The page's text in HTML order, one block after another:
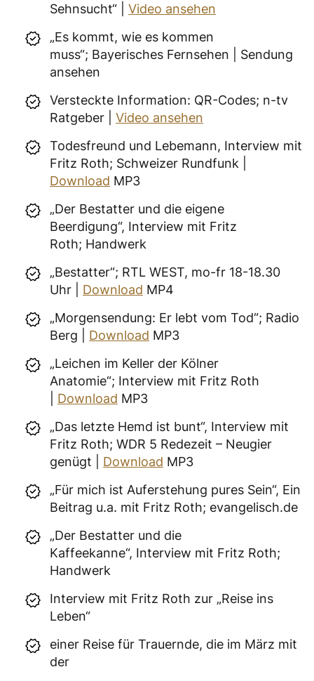
Sehnsucht“ | Video ansehen
„Es kommt, wie es kommen
muss“; Bayerisches Fernsehen | Sendung
ansehen
Versteckte Information: QR-Codes; n-tv
Ratgeber | Video ansehen
Todesfreund und Lebemann, Interview mit
Fritz Roth; Schweizer Rundfunk |
Download MP3
„Der Bestatter und die eigene
Beerdigung“, Interview mit Fritz
Roth; Handwerk
„Bestatter“; RTL WEST, mo-fr 18-18.30
Uhr | Download MP4
„Morgensendung: Er lebt vom Tod“; Radio
Berg | Download MP3
„Leichen im Keller der Kölner
Anatomie“; Interview mit Fritz Roth
Download MP3
„Das letzte Hemd ist bunt“, Interview mit
Fritz Roth; WDR 5 Redezeit – Neugier
genügt | Download MP3
„Für mich ist Auferstehung pures Sein“, Ein
Beitrag u.a. mit Fritz Roth; evangelisch.de
„Der Bestatter und die
Kaffeekanne“, Interview mit Fritz Roth;
Handwerk
Interview mit Fritz Roth zur „Reise ins
Leben“
einer Reise für Trauernde, die im März mit
der